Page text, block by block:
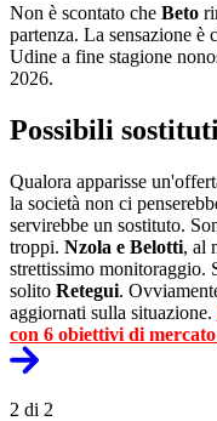
Non è scontato che Beto
partenza. La sensazione è
Udine a fine stagione
2026.
Possibili sostituti
Qualora apparisse
la società non ci
servirebbe un sostituto.
troppi. Nzola e Belotti, al
strettissimo monitoraggio.
solito Retegui.
aggiornati sulla situazione.
con 6 obiettivi di
2 di 2